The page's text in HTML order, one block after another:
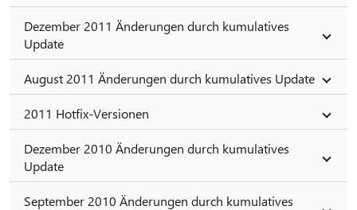
Dezember 2011 Änderungen durch kumulatives
Update
August 2011 Änderungen durch kumulatives Update
2011 Hotfix-Versionen
Dezember 2010 Änderungen durch kumulatives
Update
September 2010 Änderungen durch kumulatives